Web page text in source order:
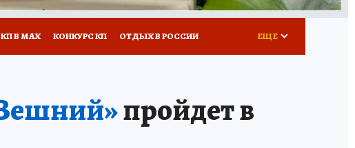
КП В МАХ КОНКУРС КП ОТДЫХ В РОССИИ ЕЩЕ
пройдет в